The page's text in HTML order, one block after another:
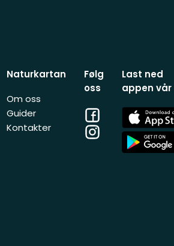
Naturkartan
Om oss
Guider
Kontakter
Følg
oss
Facebook
Instagram
Last ned
appen vår
App
Store
App
Store